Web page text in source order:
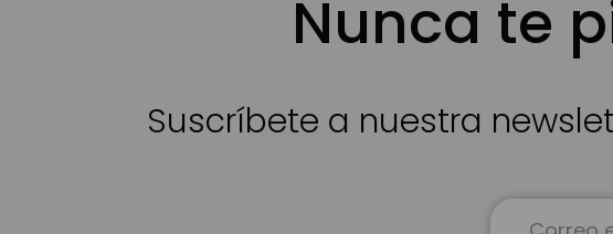
Nunca te
Suscríbete a nuestra